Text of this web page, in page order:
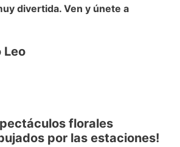
divertida. Ven y únete a
Leo
florales
por las estaciones!